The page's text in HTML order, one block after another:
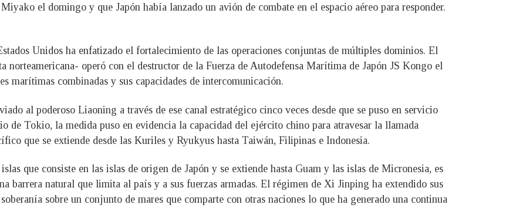
el domingo y que Japón había lanzado un avión de combate en el espacio aéreo para responder.
Unidos ha enfatizado el fortalecimiento de las operaciones conjuntas de múltiples dominios. El
operó con el destructor de la Fuerza de Autodefensa Marítima de Japón JS Kongo el
marítimas combinadas y sus capacidades de intercomunicación.
al poderoso Liaoning a través de ese canal estratégico cinco veces desde que se puso en servicio
de Tokio, la medida puso en evidencia la capacidad del ejército chino para atravesar la llamada
que se extiende desde las Kuriles y Ryukyus hasta Taiwán, Filipinas e Indonesia.
que consiste en las islas de origen de Japón y se extiende hasta Guam y las islas de Micronesia, es
barrera natural que limita al país y a sus fuerzas armadas. El régimen de Xi Jinping ha extendido sus
sobre un conjunto de mares que comparte con otras naciones lo que ha generado una continua